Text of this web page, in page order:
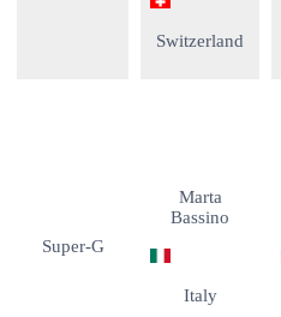
Switzerland
Super-G
Marta
Bassino
Italy